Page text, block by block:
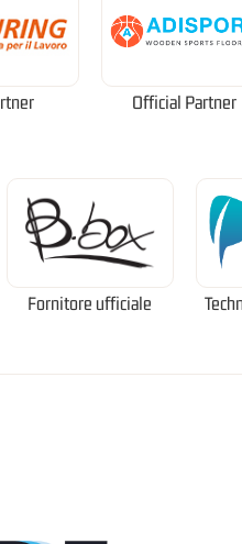
Official Partner
Fornitore ufficiale